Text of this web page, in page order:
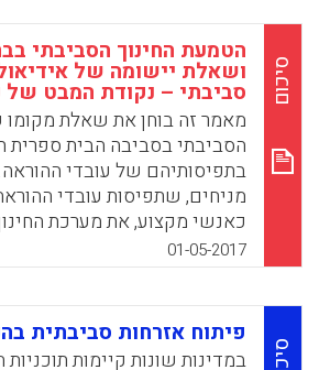
בנתה מודל שנשען על זיהוי
המשפיעות על החינוך, הגדרת
עמודים, הזמין גם ברשת.
מגמות העתיד החזויות, ואת ששת
של מודל הפדגוגיה מוטת
התחומים שבהם על מערכת
לשמור על רלוונטיות במציאות
WhatsApp
Facebook
Email
X
סיכום
הטמעת החינוך הסביבתי
ושאלת יישומה של
סביבתי – נקודת המבט של
מאמר זה בוחן את שאלת מקומו
הסביבתי בסביבה הבית
בתפיסותיהם של עובדי
מניחים, שתפיסות עובדי
כאנשי מקצוע, את מערכת
עבודתם היא קריטית להבנת
הסביבתי וליכולתו לקדם
סביבתי בפרט. המאמר מתמקד
מקצוע, שנמצאים בחזית
הסביבתי. אלה כוללים מורות
01-05-2017
פיתוח אזרחות סביבתית
במדינות שונות קיימות